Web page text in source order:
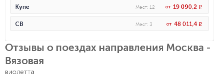
Купе Мест: 12 от 19 090,2 R
СВ Мест: 3 от 48 011,4 R
Отзывы о поездах направления Москва -
Вязовая
виолетта